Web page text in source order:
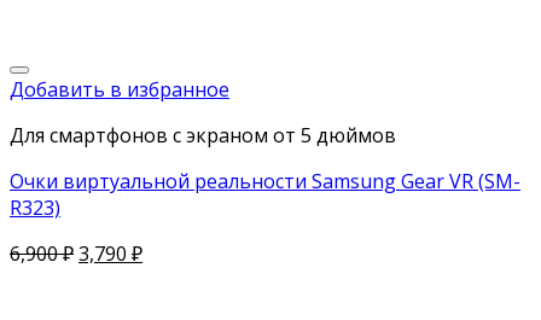
Добавить в избранное
Для смартфонов с экраном от 5 дюймов
Очки виртуальной реальности Samsung Gear VR (SM-
R323)
6,900₽3,790 ₽